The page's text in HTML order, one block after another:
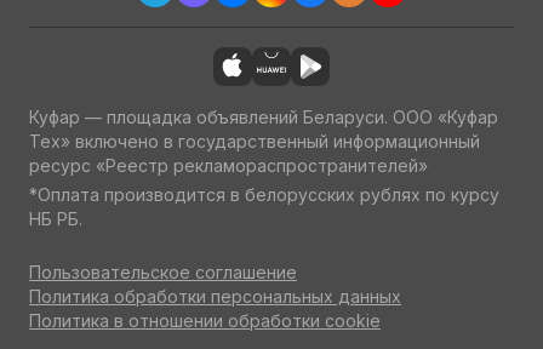
Куфар — площадка объявлений Беларуси. ООО «Куфар
Тех» включено в государственный информационный
ресурс «Реестр рекламораспространителей»
*Оплата производится в белорусских рублях по курсу
НБ РБ.
Пользовательское соглашение
Политика обработки персональных данных
Политика в отношении обработки cookie